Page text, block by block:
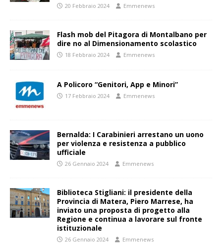
20 Febbraio 2024 Emmenews
Flash mob del Pitagora di Montalbano per
dire no al Dimensionamento scolastico
18 Febbraio 2024 Emmenews
A Policoro “Genitori, App e Minori”
17 Febbraio 2024 Emmenews
Bernalda: I Carabinieri arrestano un uono
per violenza e resistenza a pubblico
ufficiale
26 Gennaio 2024 Emmenews
Biblioteca Stigliani: il presidente della
Provincia di Matera, Piero Marrese, ha
inviato una proposta di progetto alla
Regione e continua a lavorare sul fronte
istituzionale
26 Gennaio 2024 Emmenews